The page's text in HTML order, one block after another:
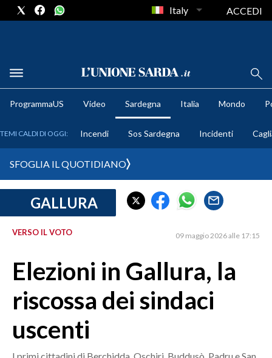
METEO
CRONACA SARDEGNA
MEDIO CAMPIDANO
ORISTANO E PROVINCIA
GALLURA
Italy ACCEDI
ProgrammaUS Video Sardegna Italia Mondo
TEMI CALDI DI OGGI: Incendi Sos Sardegna Incidenti
SFOGLIA IL QUOTIDIANO
GALLURA
VERSO IL VOTO 09 maggio 2026 alle 17:15
Elezioni in Gallura, la
riscossa dei sindaci
uscenti